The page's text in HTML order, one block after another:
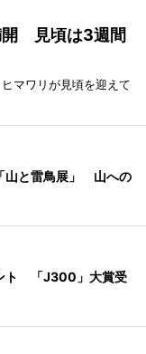
開 見頃は3週間
マワリが見頃を迎えて
山と雷鳥展」 山への
ト 「J300」大賞受